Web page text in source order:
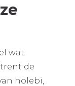
wat
de
holebi,